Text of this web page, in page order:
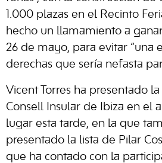
1.000 plazas en el Recinto
hecho un llamamiento a
26 de mayo, para evitar “una
derechas que sería nefasta
Vicent Torres ha presentado
Consell Insular de Ibiza en el
lugar esta tarde, en la que
presentado la lista de Pilar
que ha contado con la